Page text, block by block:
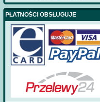
PŁATNOŚCI OBSŁUGUJE